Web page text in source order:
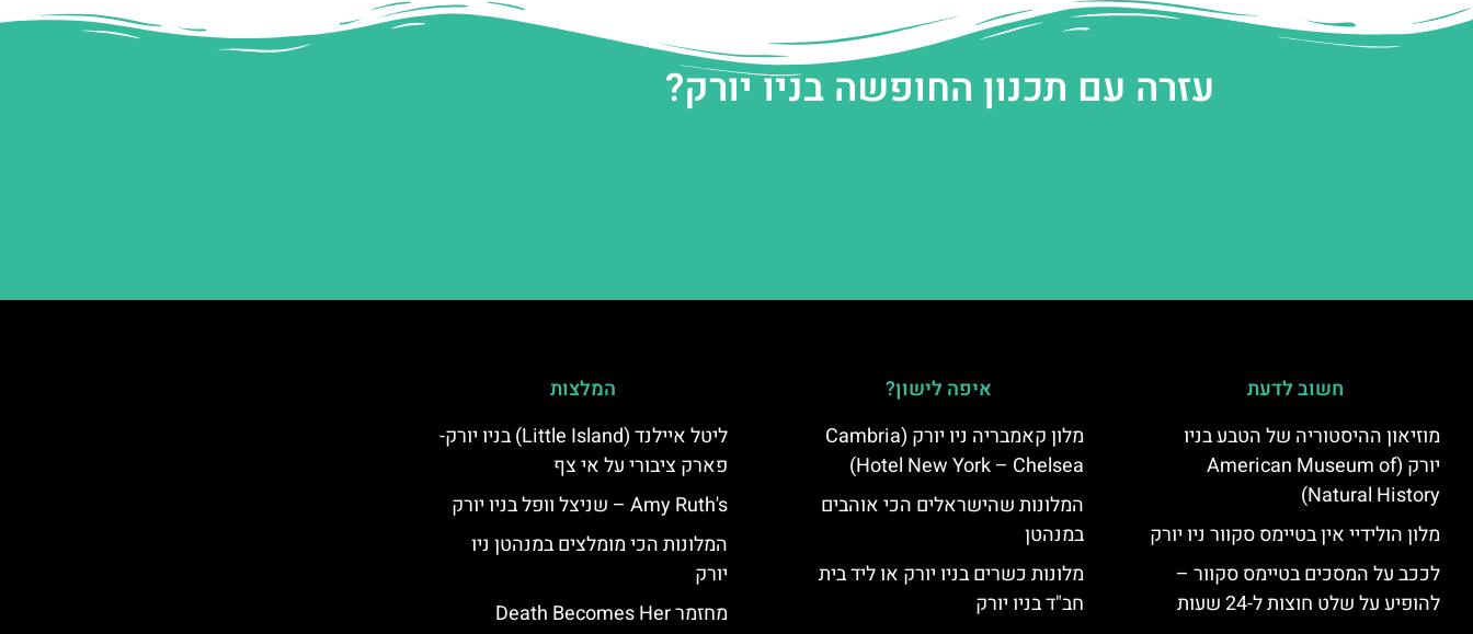
עזרה עם תכנון החופשה בניו יורק?
חשוב לדעת
מוזיאון ההיסטוריה של הטבע בניו
יורק (American Museum of
Natural History)
מלון הולידיי אין בטיימס סקוור ניו יורק
לככב על המסכים בטיימס סקוור –
להופיע על שלט חוצות ל-24 שעות
איפה לישון?
מלון קאמבריה ניו יורק (Cambria
Hotel New York – Chelsea)
המלונות שהישראלים הכי אוהבים
במנהטן
מלונות כשרים בניו יורק או ליד בית
חב"ד בניו יורק
המלצות
ליטל איילנד (Little Island) בניו יורק-
פארק ציבורי על אי צף
Amy Ruth's – שניצל וופל בניו יורק
המלונות הכי מומלצים במנהטן ניו
יורק
מחזמר Death Becomes Her